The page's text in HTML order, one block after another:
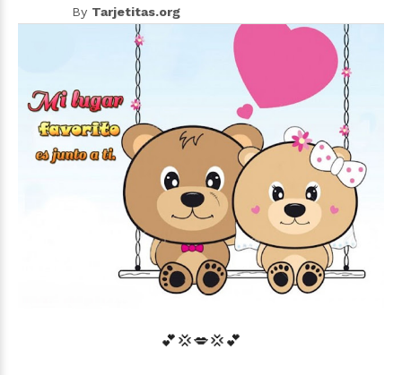
By Tarjetitas.org
💕 💢💋💢 💕